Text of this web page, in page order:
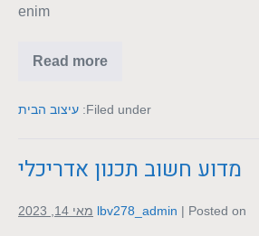
enim
Read more
Filed under: עיצוב הבית
מדוע חשוב תכנון אדריכלי
lbv278_admin |Posted on מאי 14, 2023